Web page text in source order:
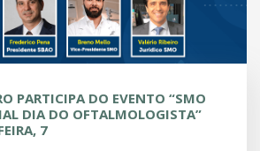
PARTICIPA DO EVENTO “SMO
DIA DO OFTALMOLOGISTA”
7